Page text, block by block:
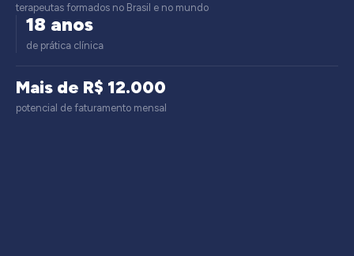
terapeutas formados no Brasil e no mundo
18 anos
de prática clínica
Mais de R$ 12.000
potencial de faturamento mensal